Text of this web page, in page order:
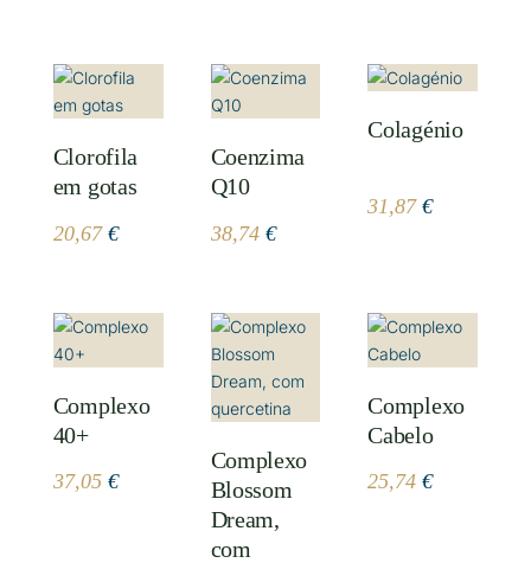
through
15,49 €
Clorofila
em gotas
20,67 €
Coenzima
Q10
38,74 €
Colagénio
31,87€
Complexo
40+
37,05 €
Complexo
Blossom
Dream,
com
Complexo
Cabelo
25,74€